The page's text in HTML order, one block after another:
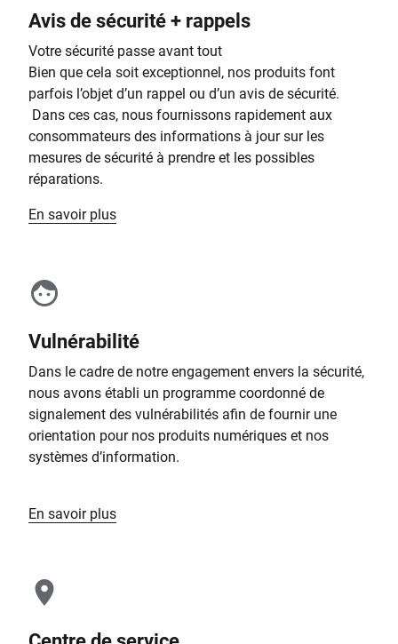
Avis de sécurité + rappels
Votre sécurité passe avant tout
Bien que cela soit exceptionnel, nos produits font
parfois l’objet d’un rappel ou d’un avis de sécurité.
Dans ces cas, nous fournissons rapidement aux
consommateurs des informations à jour sur les
mesures de sécurité à prendre et les possibles
réparations.
En savoir plus
Vulnérabilité
Dans le cadre de notre engagement envers la sécurité,
nous avons établi un programme coordonné de
signalement des vulnérabilités afin de fournir une
orientation pour nos produits numériques et nos
systèmes d’information.
En savoir plus